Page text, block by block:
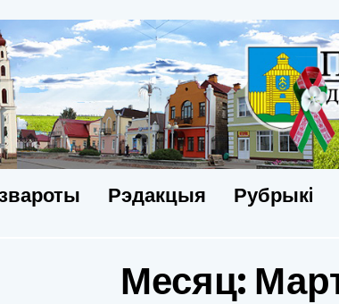
Рэдакцыя Рубрыкi
Месяц: